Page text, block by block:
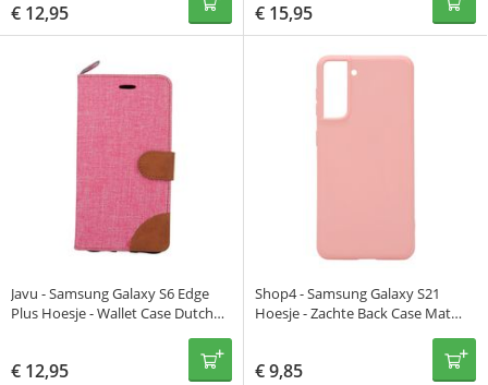
€ 12,95 € 15,95
Javu - Samsung Galaxy S6 Edge
Plus Hoesje - Wallet Case Dutch
€ 12,95
Shop4 - Samsung Galaxy S21
Hoesje - Zachte Back Case Mat
€9,85